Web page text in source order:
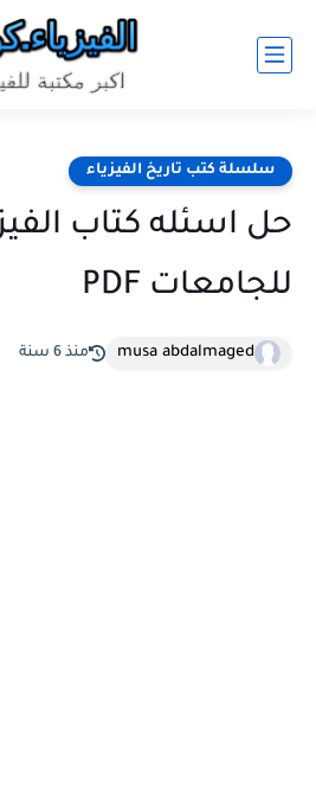
سلسلة كتب تاريخ الفيزياء
حل اسئله كتاب
للجامعات PDF
musa abdalmaged منذ 6 سنة